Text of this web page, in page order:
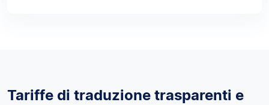
Tariffe di traduzione trasparenti e